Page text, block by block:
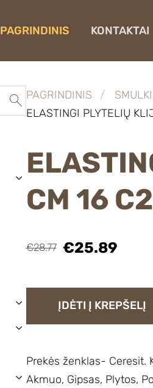
PAGRINDINIS KONTAKTAI
›
›
›
›
PAGRINDINIS
ELASTINGI PLYTELIŲ
CM 16
€28.77 €25.89
ĮDĖTI Į KREPŠELĮ
Prekės ženklas- Ceresit.
Akmuo, Gipsas, Plytos,